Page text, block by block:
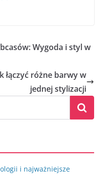
Wygoda i styl w
łączyć różne barwy w
jednej stylizacji
i najważniejsze